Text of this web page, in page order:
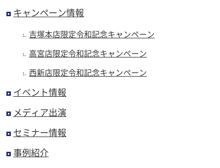
キャンペーン情報
吉塚本店限定令和記念キャンペーン
高宮店限定令和記念キャンペーン
西新店限定令和記念キャンペーン
イベント情報
メディア出演
セミナー情報
事例紹介